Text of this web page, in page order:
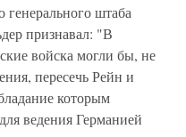
штаба
признавал: "В
войска могли бы, не
пересечь Рейн и
которым
ведения Германией